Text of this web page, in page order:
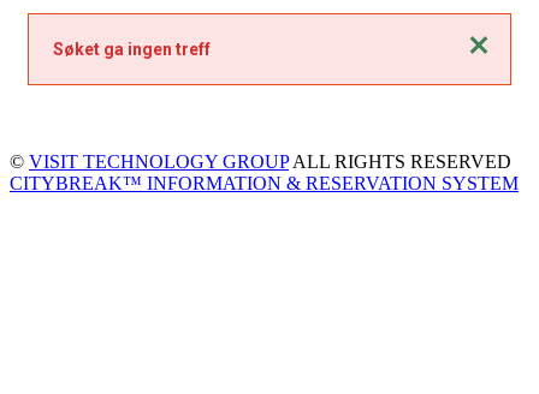
Søket ga ingen treff
© VISIT TECHNOLOGY GROUPALL RIGHTS RESERVED
CITYBREAK™ INFORMATION & RESERVATION SYSTEM